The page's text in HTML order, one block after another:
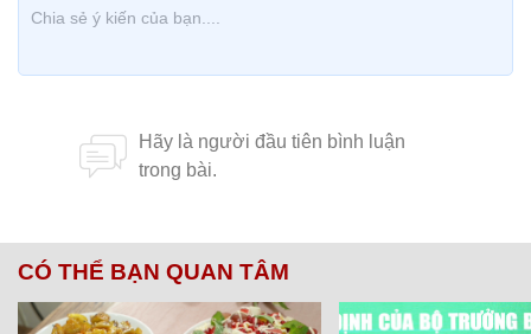
CÓ THỂ BẠN QUAN TÂM